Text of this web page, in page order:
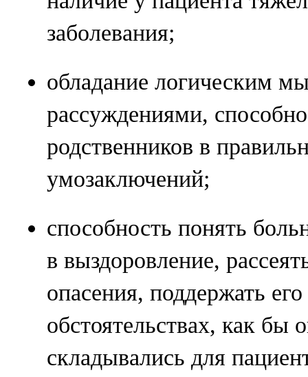
заболевания;
обладание логическим
рассуждениями,
родственников в
умозаключений;
способность понять
в выздоровление,
опасения, поддержать
обстоятельствах, как бы
складывались для